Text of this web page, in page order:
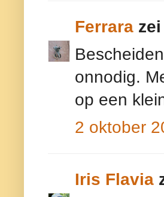
Ferrara zei
onnodig.
op een
2 oktober
Iris Flavia